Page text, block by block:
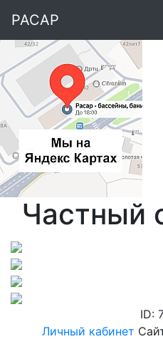
РАСАР
Частный
ID:
Личный кабинет